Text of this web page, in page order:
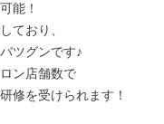
能！
ており、
ツグンです♪
ン店舗数で
修を受けられます！